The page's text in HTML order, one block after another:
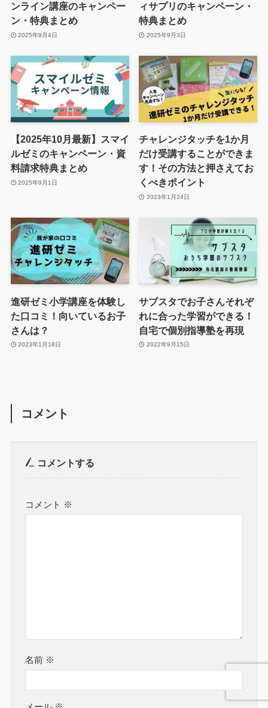
ンライン講座のキャンペー
ン・特典まとめ
2025年9月4日
ィサプリのキャンペーン・
特典まとめ
2025年9月3日
【2025年10月最新】スマイ
ルゼミのキャンペーン・資
料請求特典まとめ
2025年9月1日
チャレンジタッチを1か月
だけ受講することができま
す！その方法と押さえてお
くべきポイント
2023年1月24日
進研ゼミ小学講座を体験し
た口コミ！向いているお子
さんは？
2023年1月18日
サブスタでお子さんそれぞ
れに合った学習ができる！
自宅で個別指導塾を再現
2022年9月15日
コメント
コメントする
コメント ※
名前 ※